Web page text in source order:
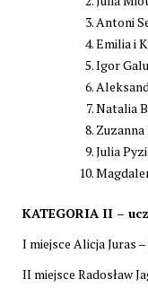
Antoni
Emilia i
Igor
Natalia
Zuzanna
Julia
KATEGORIA II –
I miejsce Alicja Juras
II miejsce Radosław